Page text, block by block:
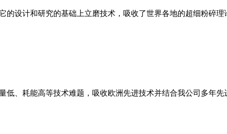
的设计和研究的基础上立磨技术，吸收了世界各地的超细粉碎
低、耗能高等技术难题，吸收欧洲先进技术并结合我公司多年